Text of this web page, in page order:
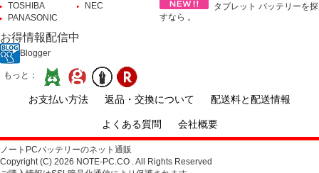
TOSHIBA
NEC
PANASONIC
タブレット バッテリーを探
すなら 。
お得情報配信中
Blogger
もっと：
お支払い方法 返品・交換について 配送料と配送情報
よくある質問 会社概要
ノートPCバッテリーのネット通販
Copyright (C) 2026 NOTE-PC.CO . All Rights Reserved